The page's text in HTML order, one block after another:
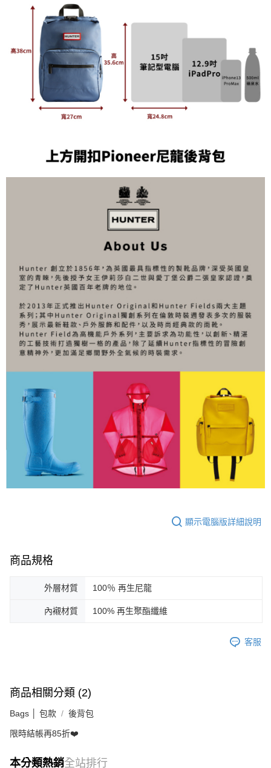
顯示電腦版詳細說明
商品規格
外層材質 100％ 再生尼龍
內襯材質 100% 再生聚酯纖維
客服
商品相關分類 (2)
Bags │ 包款 後背包
限時結帳再85折❤️
本分類熱銷全站排行